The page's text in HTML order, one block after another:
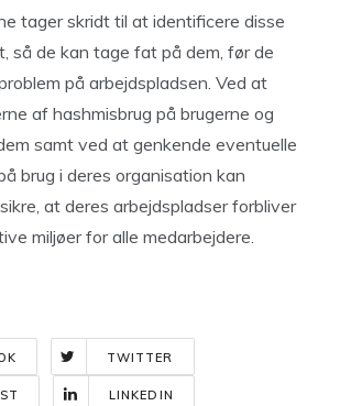
tager skridt til at identificere disse
så de kan tage fat på dem, før de
på arbejdspladsen. Ved at
af hashmisbrug på brugerne og
samt ved at genkende eventuelle
brug i deres organisation kan
at deres arbejdspladser forbliver
miljøer for alle medarbejdere.
TWITTER
LINKEDIN